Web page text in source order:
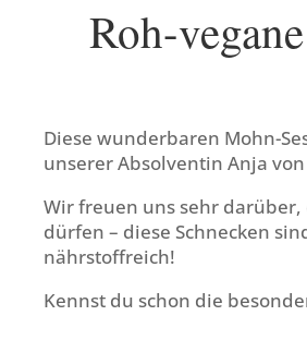
Roh-
Diese wunderbaren Mohn-
unserer Absolventin Anja von
Wir freuen uns sehr
dürfen – diese Schnecken
nährstoffreich!
Kennst du schon die